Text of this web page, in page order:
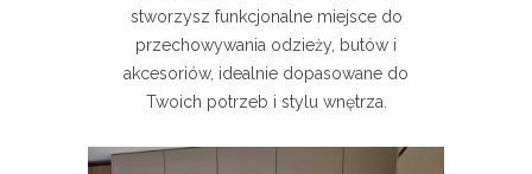
stworzysz funkcjonalne miejsce do
przechowywania odzieży, butów i
akcesoriów, idealnie dopasowane do
Twoich potrzeb i stylu wnętrza.